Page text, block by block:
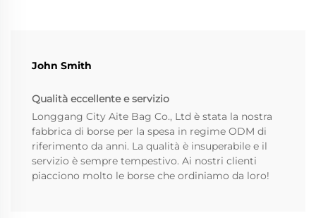
John Smith
Qualità eccellente e servizio
Longgang City Aite Bag Co., Ltd è stata la nostra
fabbrica di borse per la spesa in regime ODM di
riferimento da anni. La qualità è insuperabile e il
servizio è sempre tempestivo. Ai nostri clienti
piacciono molto le borse che ordiniamo da loro!